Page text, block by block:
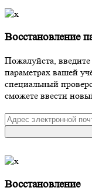
Восстановление
Пожалуйста,
параметрах вашей
специальный
сможете ввести
Восстановление